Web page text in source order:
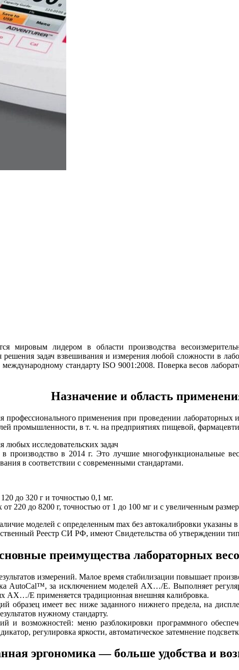
лидером в области производства
задач взвешивания и измерения любой сложности в
стандарту ISO 9001:2008. Поверка весов
Назначение и область
применения при проведении лабораторных
промышленности, в т. ч. на предприятиях пищевой,
исследовательских задач
в 2014 г. Это лучшие многофункциональные
в соответствии с современными стандартами.
до 320 г и точностью 0,1 мг.
от 220 до 8200 г, точностью от 1 до 100 мг и с увеличенным
моделей с определенным max без автокалибровки указаны в
Реестр СИ РФ, имеют Свидетельства об утверждении
преимущества лабораторных
измерений. Малое время стабилизации повышает
AutoCal™, за исключением моделей AX…/E. Выполняет
AX…/E применяется традиционная внешняя калибровка.
образец имеет вес ниже заданного нижнего предела, на
нужному стандарту.
и возможностей: меню разблокировки программного
регулировка яркости, автоматическое затемнение
эргономика — больше удобства и